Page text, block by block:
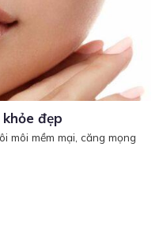
đẹp
môi mềm mại, căng mọng